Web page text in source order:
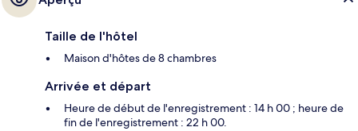
Taille de l'hôtel
Maison d'hôtes de 8 chambres
Arrivée et départ
Heure de début de l'enregistrement : 14 h 00 ; heure de
fin de l'enregistrement : 22 h 00.